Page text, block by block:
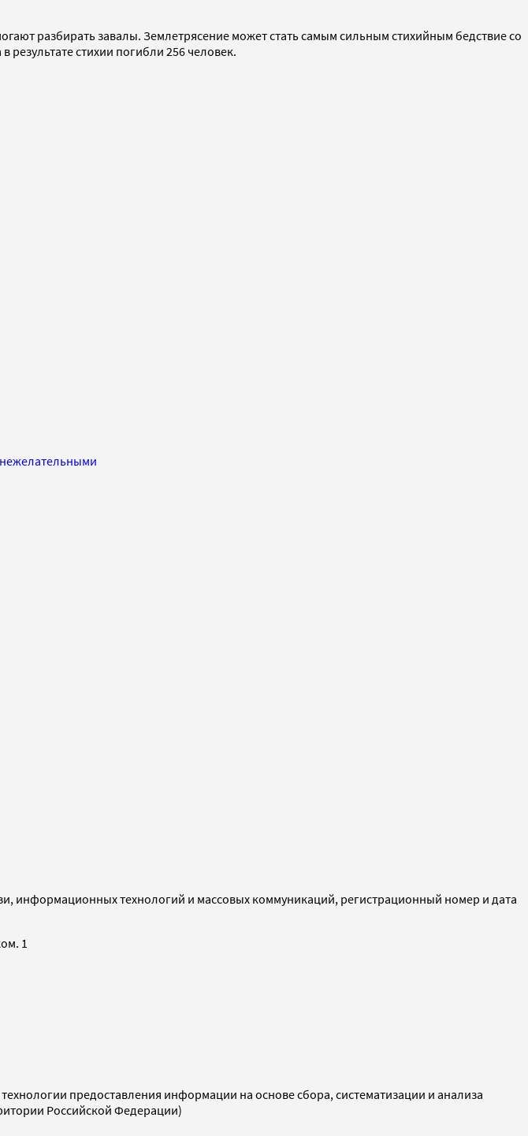
разбирать завалы. Землетрясение может стать самым сильным стихийным бедствие со
результате стихии погибли 256 человек.
информационных технологий и массовых коммуникаций, регистрационный номер и дата
1
предоставления информации на основе сбора, систематизации и анализа
Российской Федерации)